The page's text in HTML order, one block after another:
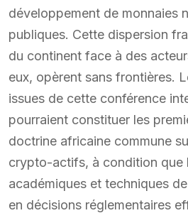
développement de monnaies
publiques. Cette dispersion
du continent face à des
eux, opèrent sans frontières.
issues de cette conférence
pourraient constituer les
doctrine africaine commune
crypto-actifs, à condition que
académiques et techniques
en décisions réglementaires